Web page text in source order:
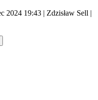
2024 19:43 | Zdzisław Sell |